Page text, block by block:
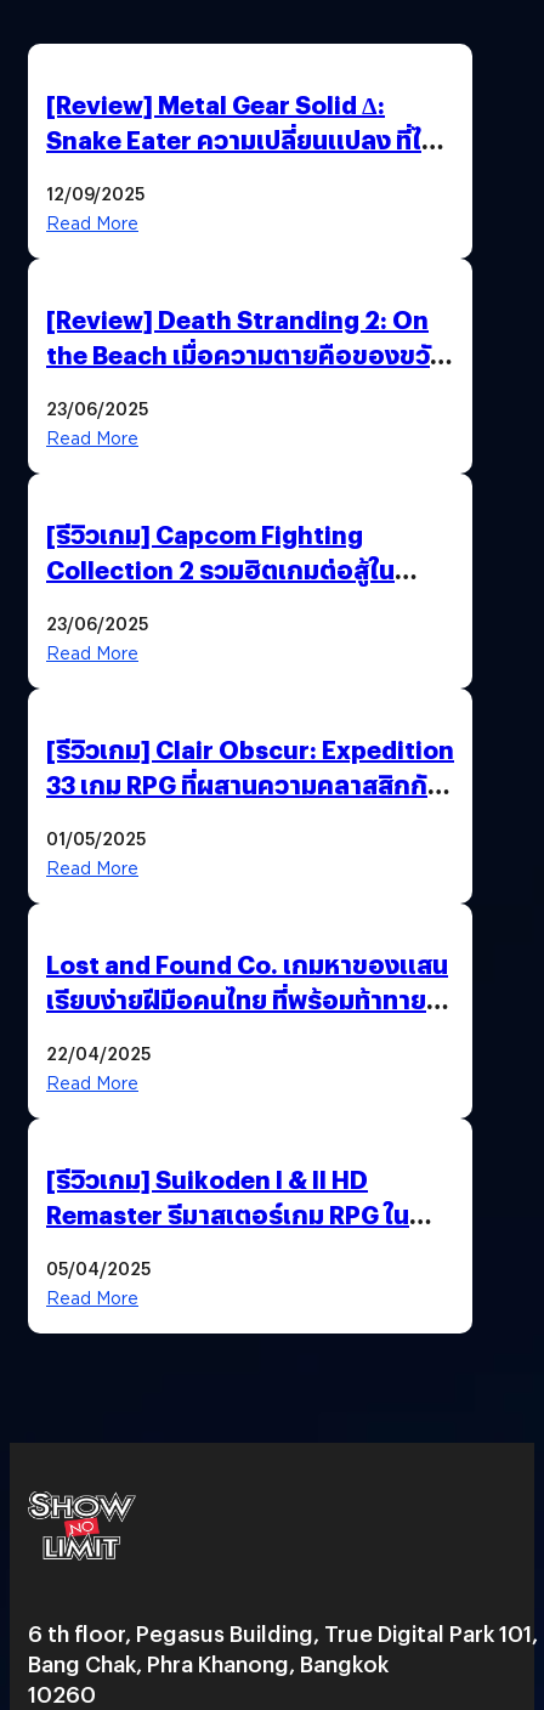
[Review] Metal Gear Solid Δ:
Snake Eater ความเปลี่ยนแปลง ที่ไม่
12/09/2025
Read More
[Review] Death Stranding 2: On
the Beach เมื่อความตายคือของขวัญ
ของมนุษย์
23/06/2025
Read More
[รีวิวเกม] Capcom Fighting
Collection 2 รวมฮิตเกมต่อสู้ใน
23/06/2025
Read More
[รีวิวเกม] Clair Obscur: Expedition
33 เกม RPG ที่ผสานความคลาสสิกกับ
01/05/2025
Read More
Lost and Found Co. เกมหาของแสน
เรียบง่ายฝีมือคนไทย ที่พร้อมท้าทาย
22/04/2025
Read More
[รีวิวเกม] Suikoden I & II HD
Remaster รีมาสเตอร์เกม RPG ใน
05/04/2025
Read More
6 th floor, Pegasus Building, True Digital Park 101,
Bang Chak, Phra Khanong, Bangkok
10260